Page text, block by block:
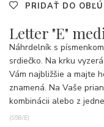
PRIDAŤ DO
Letter "E"
Náhrdelník s
srdiečko. Na krku
Vám najbližšie a majte
znamená. Na Vaše
kombinácii alebo z
(S58/E)